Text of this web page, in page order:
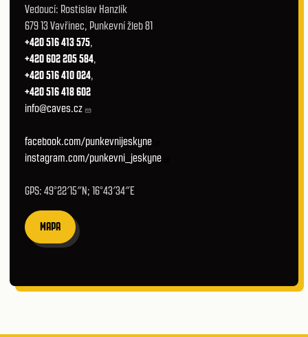
Vedoucí: Rostislav Hanzlík
679 13 Vavřinec, Punkevní žleb 81
+420 516 413 575,
+420 602 205 584,
+420 516 410 024,
+420 516 418 602
info@caves.cz
facebook.com/punkevnijeskyne
instagram.com/punkevni_jeskyne
GPS: 49°22′15″N; 16°43′34″E
MAPA